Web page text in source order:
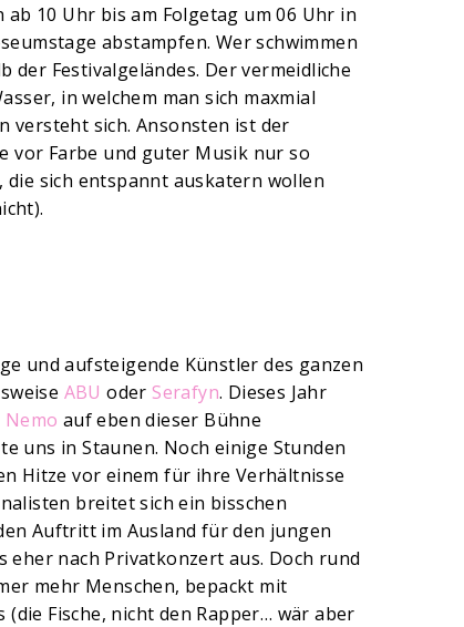
10 Uhr bis am Folgetag um 06 Uhr in
abstampfen. Wer schwimmen
der Festivalgeländes. Der vermeidliche
in welchem man sich maxmial
versteht sich. Ansonsten ist der
vor Farbe und guter Musik nur so
sich entspannt auskatern wollen
und aufsteigende Künstler des ganzen
ABU oder Serafyn. Dieses Jahr
Nemo auf eben dieser Bühne
uns in Staunen. Noch einige Stunden
Hitze vor einem für ihre Verhältnisse
breitet sich ein bisschen
Auftritt im Ausland für den jungen
eher nach Privatkonzert aus. Doch rund
mehr Menschen, bepackt mit
(die Fische, nicht den Rapper… wär aber